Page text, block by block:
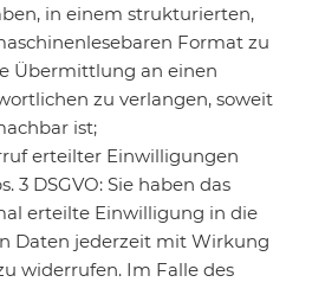
in einem strukturierten,
Format zu
Übermittlung an einen
zu verlangen, soweit
ist;
erteilter Einwilligungen
3 DSGVO: Sie haben das
erteilte Einwilligung in die
Daten jederzeit mit Wirkung
widerrufen. Im Falle des